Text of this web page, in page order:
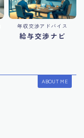
年収交渉アドバイス
給与交渉ナビ
ABOUT ME